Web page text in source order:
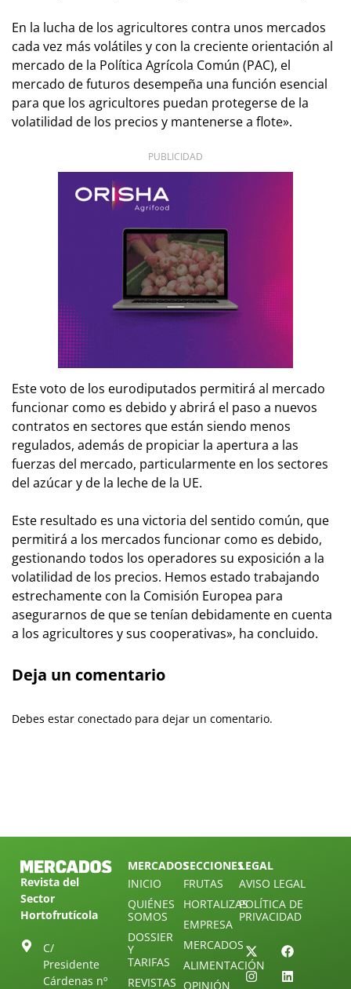
En la lucha de los agricultores contra unos mercados
cada vez más volátiles y con la creciente orientación al
mercado de la Política Agrícola Común (PAC), el
mercado de futuros desempeña una función esencial
para que los agricultores puedan protegerse de la
volatilidad de los precios y mantenerse a flote».
PUBLICIDAD
Este voto de los eurodiputados permitirá al mercado
funcionar como es debido y abrirá el paso a nuevos
contratos en sectores que están siendo menos
regulados, además de propiciar la apertura a las
fuerzas del mercado, particularmente en los sectores
del azúcar y de la leche de la UE.
Este resultado es una victoria del sentido común, que
permitirá a los mercados funcionar como es debido,
gestionando todos los operadores su exposición a la
volatilidad de los precios. Hemos estado trabajando
estrechamente con la Comisión Europea para
asegurarnos de que se tenían debidamente en cuenta
a los agricultores y sus cooperativas», ha concluido.
Deja un comentario
Debes estar conectado para dejar un comentario.
Revista del
Sector
Hortofrutícola
C/
Presidente
Cárdenas nº
MERCADOS
INICIO
QUIÉNES
SOMOS
DOSSIER
Y
TARIFAS
REVISTAS
SECCIONES
FRUTAS
HORTALIZAS
EMPRESA
MERCADOS
ALIMENTACIÓN
OPINIÓN
LEGAL
AVISO LEGAL
POLÍTICA DE
PRIVACIDAD